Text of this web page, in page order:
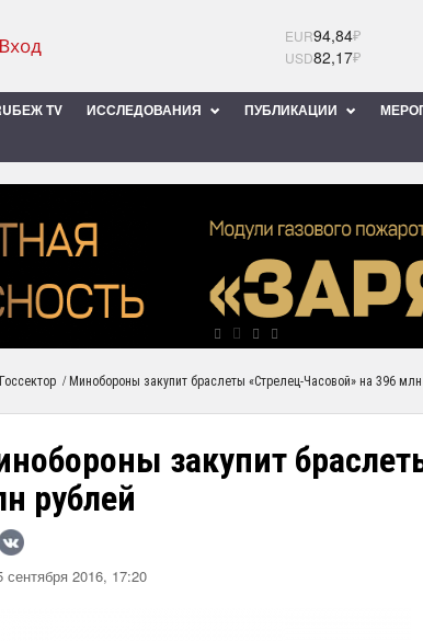
EUR94,84₽
USD82,17₽
TV ИССЛЕДОВАНИЯ ПУБЛИКАЦИИ
Госсектор / Минобороны закупит браслеты «Стрелец-Часовой» на 396
закупит
рублей
2016, 17:20